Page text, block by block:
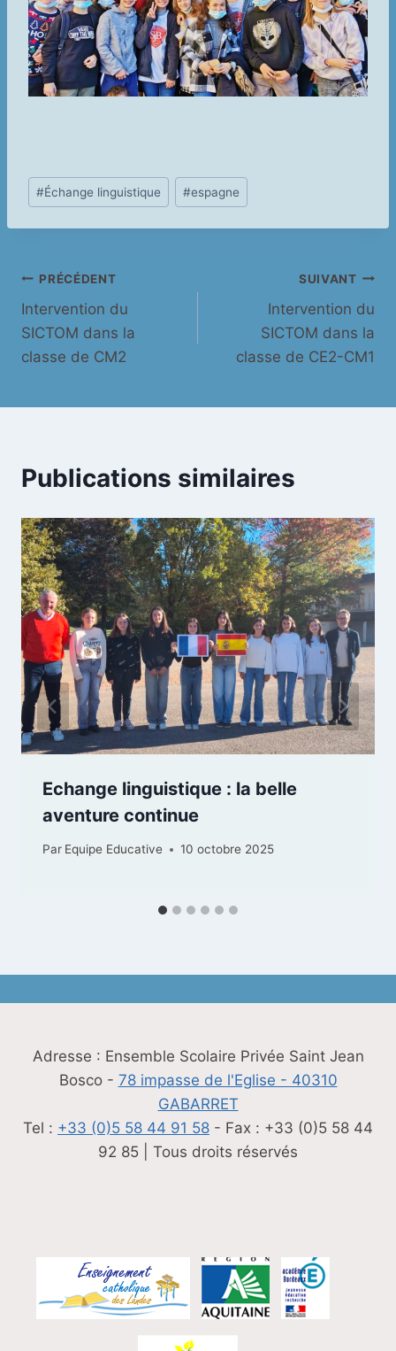
Étiquettes
de
la
#Échange linguistique #espagne
Navigation
de
l’article
PRÉCÉDENT
Intervention du
SICTOM dans la
classe de CM2
SUIVANT
Intervention du
SICTOM dans la
classe de CE2-CM1
Publications similaires
Echange linguistique : la belle
aventure continue
Par Equipe Educative 10 octobre 2025
Adresse : Ensemble Scolaire Privée Saint Jean
Bosco - 78 impasse de l'Eglise - 40310
GABARRET
Tel : +33 (0)5 58 44 91 58 - Fax : +33 (0)5 58 44
92 85 | Tous droits réservés